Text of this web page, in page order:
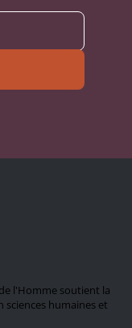
l'Homme soutient la
sciences humaines et